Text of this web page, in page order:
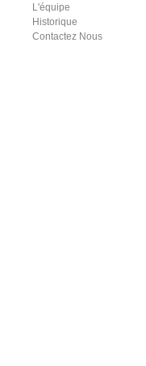
L'équipe
Historique
Contactez Nous